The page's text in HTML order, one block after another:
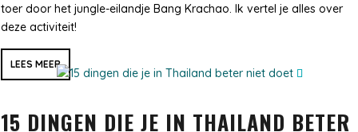
toer door het jungle-eilandje Bang Krachao. Ik vertel je alles over
deze activiteit!
LEES MEER
15 DINGEN DIE JE IN THAILAND BETER